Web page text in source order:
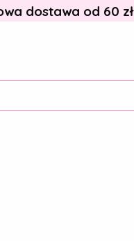
dostawa od 60 zł